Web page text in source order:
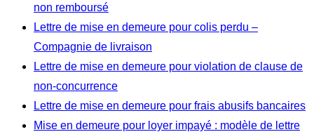
non remboursé
Lettre de mise en demeure pour colis perdu –
Compagnie de livraison
Lettre de mise en demeure pour violation de clause de
non-concurrence
Lettre de mise en demeure pour frais abusifs bancaires
Mise en demeure pour loyer impayé : modèle de lettre